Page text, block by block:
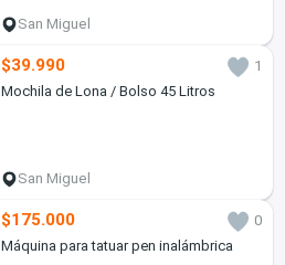
San Miguel
$39.990
1
Mochila de Lona / Bolso 45 Litros
San Miguel
$175.000
0
Máquina para tatuar pen inalámbrica